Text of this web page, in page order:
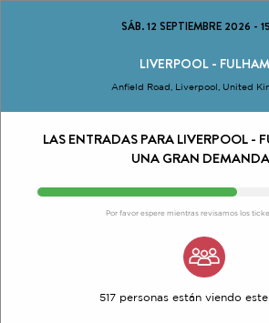
SÁB. 12 SEPTIEMBRE 2026 -
LIVERPOOL - FULHAM
Anfield Road, Liverpool, United
LAS ENTRADAS PARA LIVERPOOL -
UNA GRAN
Por favor espere mientras revisamos los
517 personas están viendo